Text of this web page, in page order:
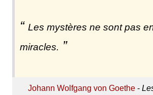
Les mystères ne sont pas
miracles.
Johann Wolfgang von Goethe-